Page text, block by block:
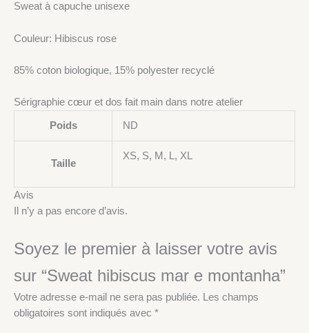
Sweat à capuche unisexe
Couleur: Hibiscus rose
85% coton biologique, 15% polyester recyclé
Sérigraphie cœur et dos fait main dans notre atelier
Poids ND
Taille
XS, S, M, L, XL
Avis
Il n’y a pas encore d’avis.
Soyez le premier à laisser votre avis
sur “Sweat hibiscus mar e montanha”
Votre adresse e-mail ne sera pas publiée. Les champs
obligatoires sont indiqués avec *